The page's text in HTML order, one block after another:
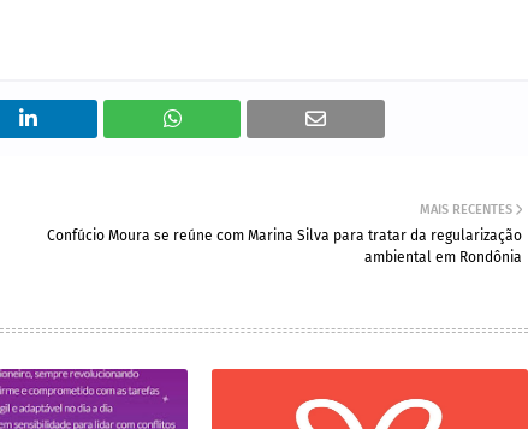
MAIS RECENTES
Confúcio Moura se reúne com Marina Silva para tratar da regularização
ambiental em Rondônia